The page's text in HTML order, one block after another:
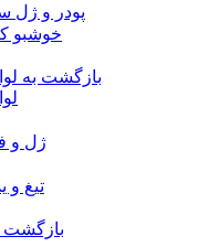
پودر و ژل
خوشبو
بازگشت به
ژل و
تیغ و
بازگشت